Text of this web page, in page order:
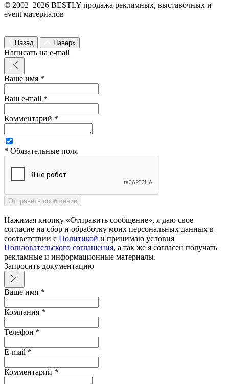
© 2002–2026 BESTLY продажа рекламных, выставочных и
event материалов
Назад Наверх
Написать на e-mail
Ваше имя *
Ваш e-mail *
Комментарий *
* Обязательные поля
Нажимая кнопку «Отправить сообщение», я даю свое
согласие на сбор и обработку моих персональных данных в
соответствии с Политикой и принимаю условия
Пользовательского соглашения, а так же я согласен получать
рекламные и информационные материалы.
Запросить документацию
Ваше имя *
Компания *
Телефон *
E-mail *
Комментарий *